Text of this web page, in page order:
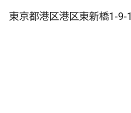
東京都港区港区東新橋1-9-1